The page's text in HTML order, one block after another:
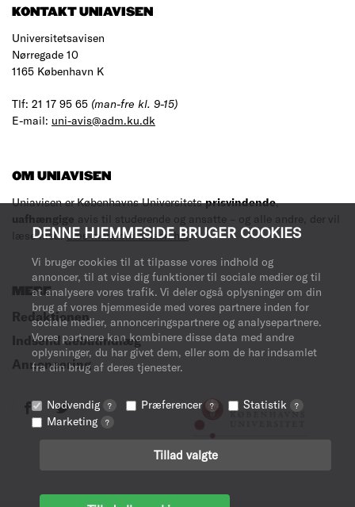
DENNE HJEMMESIDE BRUGER COOKIES
Vi bruger cookies til at tilpasse vores indhold og
annoncer, til at vise dig funktioner til sociale medier og til
at analysere vores trafik. Vi deler også oplysninger om din
brug af vores hjemmeside med vores partnere inden for
sociale medier, annonceringspartnere og analysepartnere.
Vores partnere kan kombinere disse data med andre
oplysninger, du har givet dem, eller som de har indsamlet
fra din brug af deres tjenester.
Nødvendig ? Præferencer ? Statistik ?
Marketing ?
Tillad valgte
KONTAKT UNIAVISEN
Universitetsavisen
Nørregade 10
1165 København K
Tlf: 21 17 95 65 (man-fre kl. 9-15)
E-mail: uni-avis@adm.ku.dk
OM UNIAVISEN
Uniavisen er Københavns Universitetsprisvindende,
uafhængige avis til studerende og ansatte – og alle andre, der vil
læse med.Læs mere om avisen her.
MERE
Redaktionen
Indsend debatindlæg
Annoncering